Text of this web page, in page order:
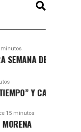
minutos
DEL CURSO DE
Y CASITAS DE
15 minutos